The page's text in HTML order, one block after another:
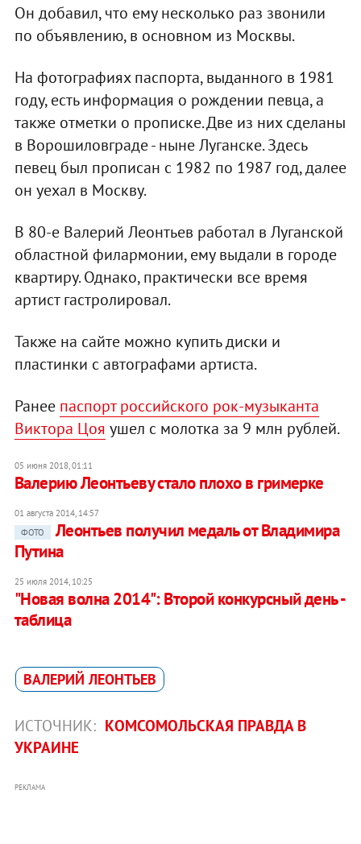
Он добавил, что ему несколько раз звонили
по объявлению, в основном из Москвы.
На фотографиях паспорта, выданного в 1981
году, есть информация о рождении певца, а
также отметки о прописке. Две из них сделаны
в Ворошиловграде - ныне Луганске. Здесь
певец был прописан с 1982 по 1987 год, далее
он уехал в Москву.
В 80-е Валерий Леонтьев работал в Луганской
областной филармонии, ему выдали в городе
квартиру. Однако, практически все время
артист гастролировал.
Также на сайте можно купить диски и
пластинки с автографами артиста.
Ранее паспорт российского рок-музыканта
Виктора Цоя ушел с молотка за 9 млн рублей.
05 июня 2018, 01:11
Валерию Леонтьеву стало плохо в гримерке
01 августа 2014, 14:57
ФОТО
Леонтьев получил медаль от Владимира
Путина
25 июля 2014, 10:25
"Новая волна 2014": Второй конкурсный день -
таблица
ВАЛЕРИЙ ЛЕОНТЬЕВ
ИСТОЧНИК: КОМСОМОЛЬСКАЯ ПРАВДА В
УКРАИНЕ
РЕКЛАМА